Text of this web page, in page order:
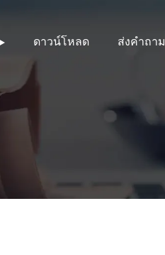
ดาวน์โหลด ส่งคำถาม